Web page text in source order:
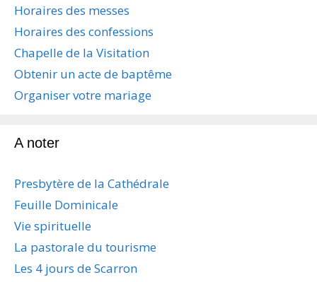
i
o
n
e
s
t
l
e
s
Horaires des messes
Horaires des confessions
Chapelle de la Visitation
Obtenir un acte de baptême
Organiser votre mariage
A noter
Presbytère de la Cathédrale
Feuille Dominicale
Vie spirituelle
La pastorale du tourisme
Les 4 jours de Scarron